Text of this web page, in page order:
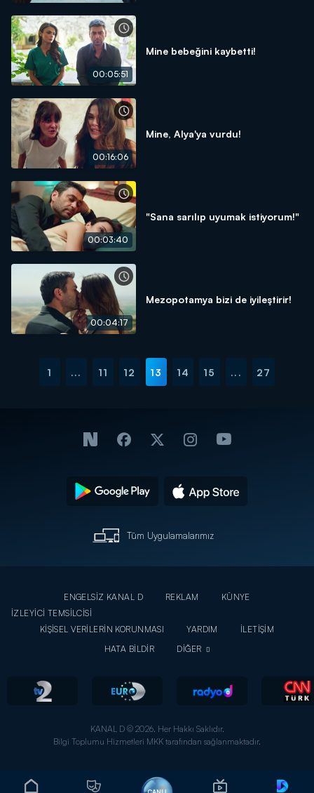
00:05:51
Mine bebeğini kaybetti!
00:16:06
Mine, Alya'ya vurdu!
00:03:40
"Sana sarılıp uyumak istiyorum!"
00:04:17
Mezopotamya bizi de iyileştirir!
1 ... 11 12 13 14 15 ... 27
Tüm Uygulamalarımız
ENGELSİZ KANAL D REKLAM
KÜNYE
İZLEYİCİ TEMSİLCİSİ
KİŞİSEL VERİLERİN KORUNMASI
YARDIM
İLETİŞİM
HATA BİLDİR
DİĞER
KANAL D © 2026. Her Hakkı Saklıdır.
Bilgi Toplumu Hizmetleri MKK tarafından sağlanmaktadır.